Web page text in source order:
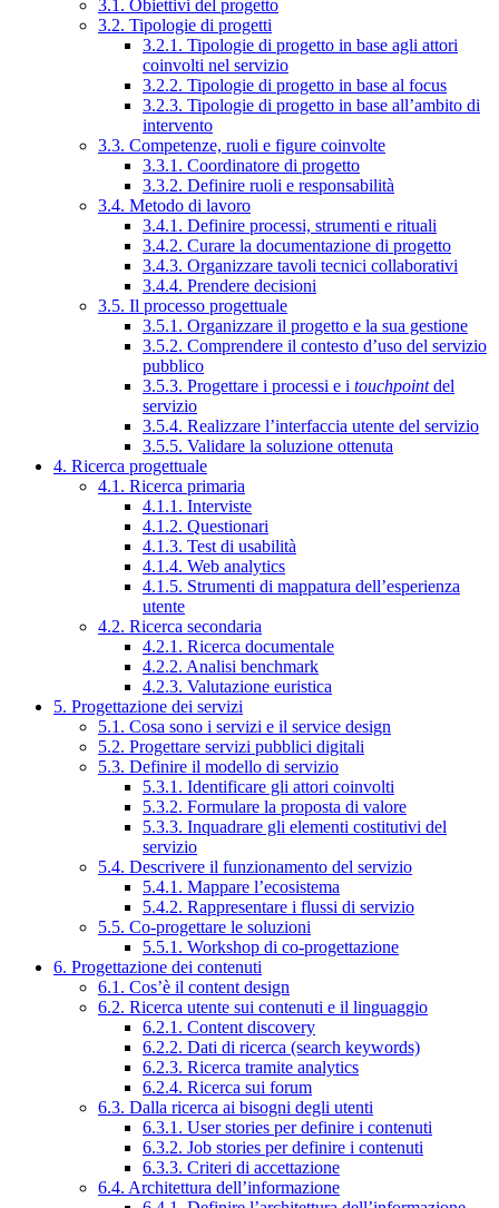
3.1. Obiettivi del progetto
3.2. Tipologie di progetti
3.2.1. Tipologie di progetto in base agli attori
coinvolti nel servizio
3.2.2. Tipologie di progetto in base al focus
3.2.3. Tipologie di progetto in base all’ambito di
intervento
3.3. Competenze, ruoli e figure coinvolte
3.3.1. Coordinatore di progetto
3.3.2. Definire ruoli e responsabilità
3.4. Metodo di lavoro
3.4.1. Definire processi, strumenti e rituali
3.4.2. Curare la documentazione di progetto
3.4.3. Organizzare tavoli tecnici collaborativi
3.4.4. Prendere decisioni
3.5. Il processo progettuale
3.5.1. Organizzare il progetto e la sua gestione
3.5.2. Comprendere il contesto d’uso del servizio
pubblico
3.5.3. Progettare i processi e i touchpointdel
servizio
3.5.4. Realizzare l’interfaccia utente del servizio
3.5.5. Validare la soluzione ottenuta
4. Ricerca progettuale
4.1. Ricerca primaria
4.1.1. Interviste
4.1.2. Questionari
4.1.3. Test di usabilità
4.1.4. Web analytics
4.1.5. Strumenti di mappatura dell’esperienza
utente
4.2. Ricerca secondaria
4.2.1. Ricerca documentale
4.2.2. Analisi benchmark
4.2.3. Valutazione euristica
5. Progettazione dei servizi
5.1. Cosa sono i servizi e il service design
5.2. Progettare servizi pubblici digitali
5.3. Definire il modello di servizio
5.3.1. Identificare gli attori coinvolti
5.3.2. Formulare la proposta di valore
5.3.3. Inquadrare gli elementi costitutivi del
servizio
5.4. Descrivere il funzionamento del servizio
5.4.1. Mappare l’ecosistema
5.4.2. Rappresentare i flussi di servizio
5.5. Co-progettare le soluzioni
5.5.1. Workshop di co-progettazione
6. Progettazione dei contenuti
6.1. Cos’è il content design
6.2. Ricerca utente sui contenuti e il linguaggio
6.2.1. Content discovery
6.2.2. Dati di ricerca (search keywords)
6.2.3. Ricerca tramite analytics
6.2.4. Ricerca sui forum
6.3. Dalla ricerca ai bisogni degli utenti
6.3.1. User stories per definire i contenuti
6.3.2. Job stories per definire i contenuti
6.3.3. Criteri di accettazione
6.4. Architettura dell’informazione